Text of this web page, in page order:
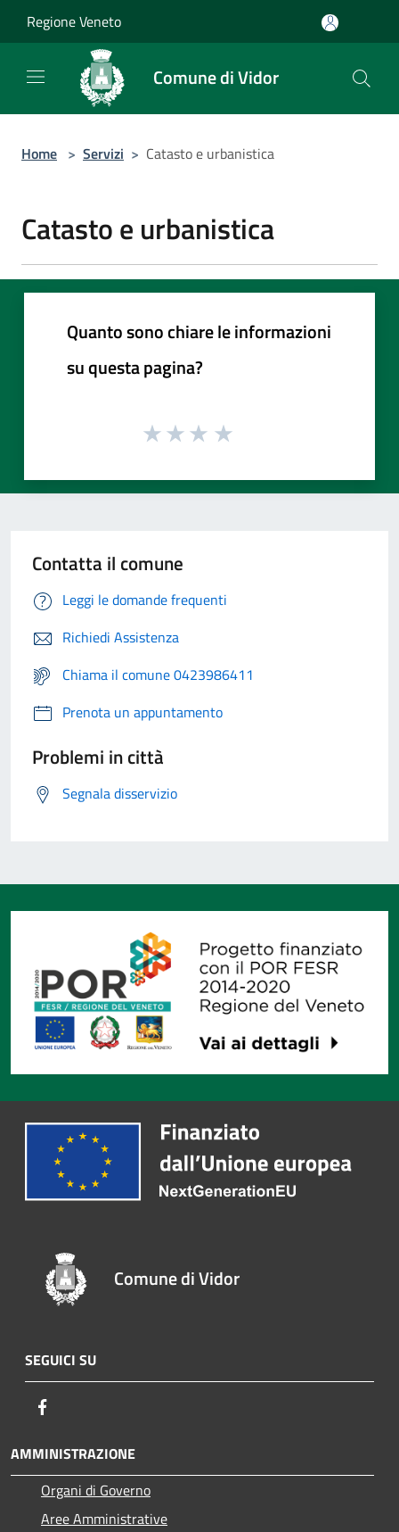
Regione Veneto
Comune di Vidor
Home > Servizi > Catasto e urbanistica
Catasto e urbanistica
Quanto sono chiare le informazioni
su questa pagina?
Contatta il comune
Leggi le domande frequenti
Richiedi Assistenza
Chiama il comune 0423986411
Prenota un appuntamento
Problemi in città
Segnala disservizio
Comune di Vidor
SEGUICI SU
AMMINISTRAZIONE
Organi di Governo
Aree Amministrative